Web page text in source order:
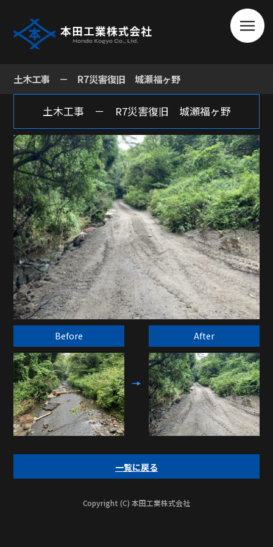
土木工事 － R7災害復旧 城瀬福ヶ野
土木工事 － R7災害復旧 城瀬福ヶ野
Before After
一覧に戻る
Copyright (C) 本田工業株式会社